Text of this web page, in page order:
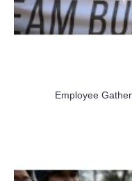
Employee